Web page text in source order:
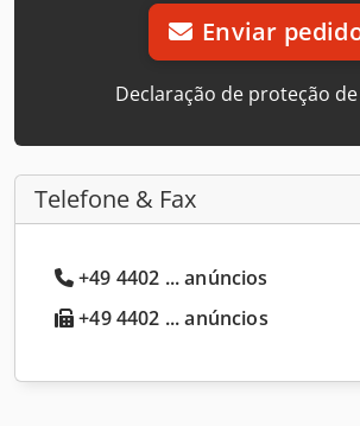
Enviar
Declaração de proteção
Telefone & Fax
+49 4402 ... anúncios
+49 4402 ... anúncios